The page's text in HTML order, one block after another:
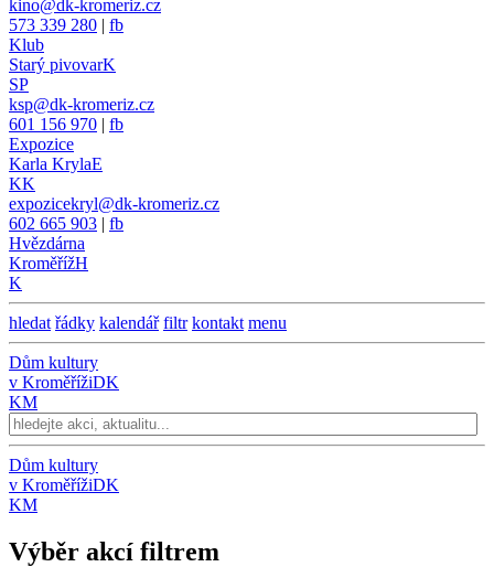
kino@dk-kromeriz.cz
573 339 280 | fb
Klub
Starý pivovarK
SP
ksp@dk-kromeriz.cz
601 156 970 | fb
Expozice
Karla KrylaE
KK
expozicekryl@dk-kromeriz.cz
602 665 903 | fb
Hvězdárna
KroměřížH
K
hledat řádky kalendář filtr kontakt menu
Dům kultury
v KroměřížiDK
KM
Dům kultury
v KroměřížiDK
KM
Výběr akcí filtrem